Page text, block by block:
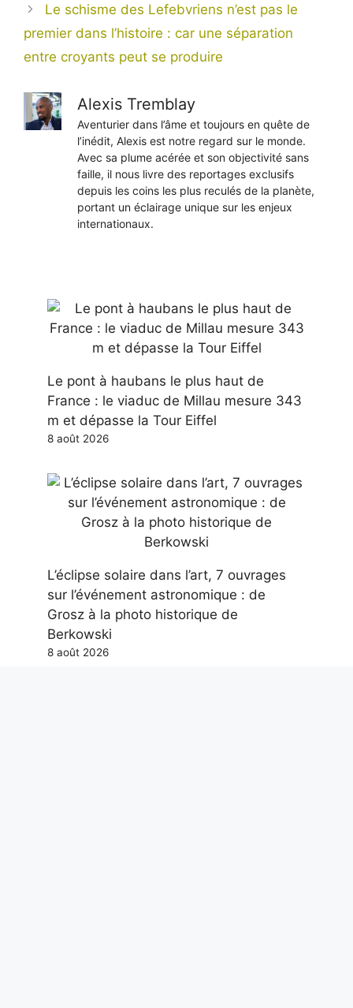
Le schisme des Lefebvriens n’est pas le
premier dans l’histoire : car une séparation
entre croyants peut se produire
Alexis Tremblay
Aventurier dans l’âme et toujours en quête de
l’inédit, Alexis est notre regard sur le monde.
Avec sa plume acérée et son objectivité sans
faille, il nous livre des reportages exclusifs
depuis les coins les plus reculés de la planète,
portant un éclairage unique sur les enjeux
internationaux.
Le pont à haubans le plus haut de
France : le viaduc de Millau mesure 343
m et dépasse la Tour Eiffel
8 août 2026
L’éclipse solaire dans l’art, 7 ouvrages
sur l’événement astronomique : de
Grosz à la photo historique de
Berkowski
8 août 2026